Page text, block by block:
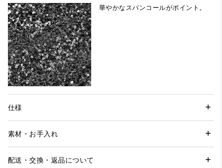
仕様
素材・お手入れ
配送・交換・返品について